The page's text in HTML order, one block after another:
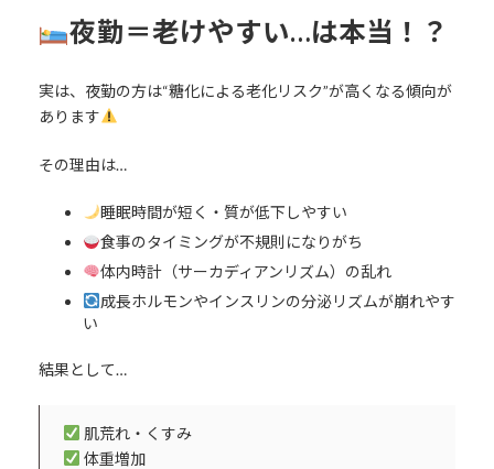
夜勤＝老けやすい…は本当！？
実は、夜勤の方は“糖化による老化リスク”が高くなる傾向が
あります
その理由は…
睡眠時間が短く・質が低下しやすい
食事のタイミングが不規則になりがち
体内時計（サーカディアンリズム）の乱れ
成長ホルモンやインスリンの分泌リズムが崩れやす
い
結果として…
肌荒れ・くすみ
体重増加